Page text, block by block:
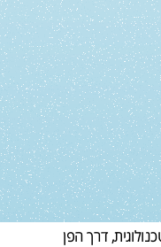
דרך הפן